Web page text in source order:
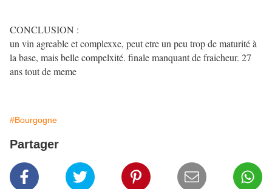
CONCLUSION :
un vin agreable et complexxe, peut etre un peu trop de maturité à
la base, mais belle compelxité. finale manquant de fraicheur. 27
ans tout de meme
#Bourgogne
Partager